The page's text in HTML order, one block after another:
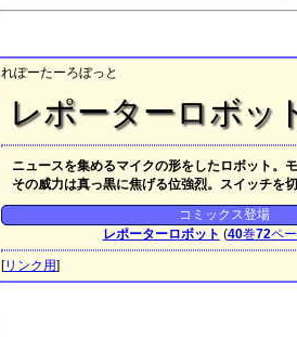
れぽーたーろぼっと
レポーターロボッ
ニュースを集めるマイクの形をしたロボット。
その威力は真っ黒に焦げる位強烈。スイッチを
コミックス登場
レポーターロボット (40巻72ペ
[リンク用]